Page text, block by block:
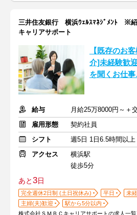
三井住友銀行 横浜ｳｪﾙｽﾏﾈｼﾞﾒﾝﾄ ※紹
キャリアサポート
【既存のお
介]未経験歓
を聞くお仕
給与
雇用形態
契約社員
シフト
週5日 1日6.5時間以上
アクセス
横浜駅
徒歩5分
あと3日
完全週休2日制 (土日祝休み) 平日
未
主婦(夫)歓迎
駅から5分以内
株式会社ＳＭＢＣキャリアサポートの求人一